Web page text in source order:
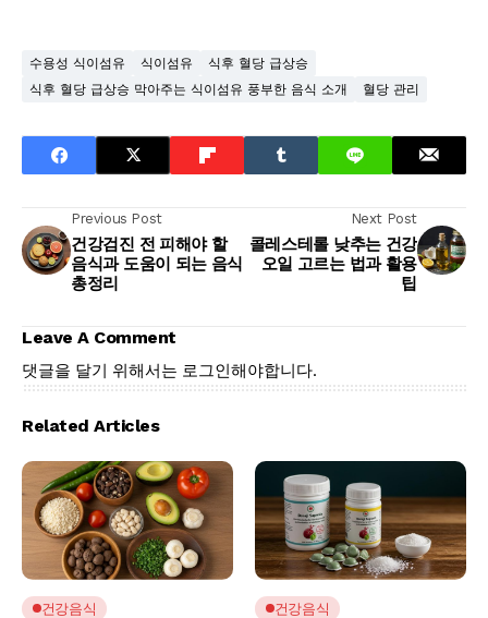
수용성 식이섬유 식이섬유
식후 혈당 급상승
식후 혈당 급상승 막아주는 식이섬유 풍부한 음식 소개
혈당 관리
Previous Post
건강검진 전 피해야 할
음식과 도움이 되는 음식
총정리
Next Post
콜레스테롤 낮추는 건강
오일 고르는 법과 활용
팁
Leave A Comment
댓글을 달기 위해서는 로그인해야합니다.
Related Articles
건강음식 건강음식